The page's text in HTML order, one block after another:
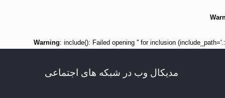
Warning: include(): Failed opening '' for inclusion
مدیکال وب در شبکه های اجتماعی